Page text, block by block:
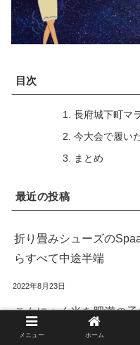
目次
長府城下町マ
今大会で履い
まとめ
最近の投稿
折り畳みシューズの
らすべて中途半端
2022年8月23日
こんにゃく米を肥満の
当にカロリー50%減な
メニュー ホーム